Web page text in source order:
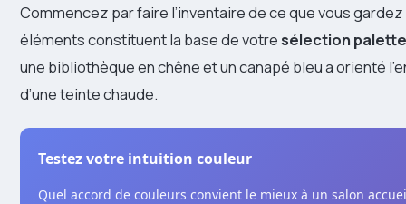
Commencez par faire l’inventaire de ce que vous
éléments constituent la base de votresélection palette
une bibliothèque en chêne et un canapé bleu a orienté
d’une teinte chaude.
Testez votre intuition couleur
Quel accord de couleurs convient le mieux à un salon